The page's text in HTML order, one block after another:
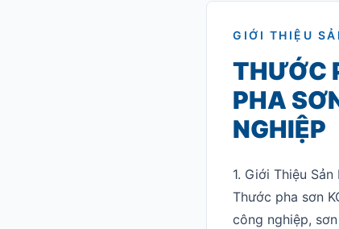
GIỚI THIỆU
THƯỚC
PHA
NGHIỆP
1. Giới Thiệu
Thước pha sơn
công nghiệp,